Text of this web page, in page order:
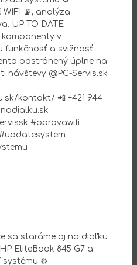
sa staráme aj na diaľku
EliteBook 845 G7 a
systému ⚙️